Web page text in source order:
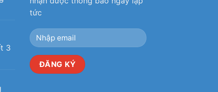
3
tức